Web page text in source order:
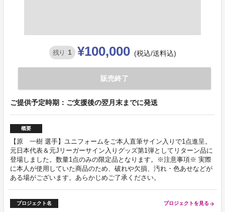
残り 1 ¥100,000 (税込/送料込)
販売終了
ご提供予定時期：ご支援後の翌月末までに発送
概要
【原 一樹 選手】ユニフォームをご本人直筆サイン入りで1点進呈。
元日本代表＆元Jリーガーサイン入りグッズ第1弾としてリターン品に
登場しました。数量1点のみの限定品となります。※注意事項※ 実際
に本人が使用していた商品のため、破れや欠損、汚れ・色あせなどが
ある場がございます。あらかじめご了承ください。
プロジェクト名 プロジェクトを見る arrow_forward